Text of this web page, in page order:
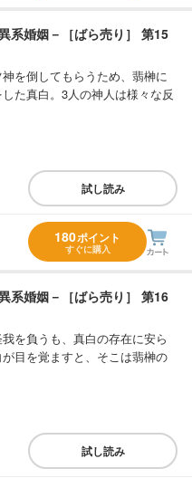
系婚姻－［ばら売り］ 第15
を倒してもらうため、翡榊に
た真白。3人の神人は様々な反
試し読み
180ポイント
すぐに購入
系婚姻－［ばら売り］ 第16
を負うも、真白の存在に安ら
目を覚ますと、そこは翡榊の
試し読み